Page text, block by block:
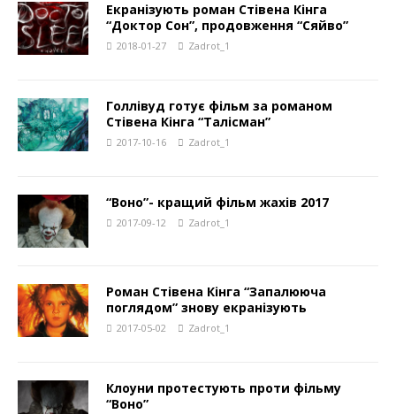
Екранізують роман Стівена Кінга
“Доктор Сон”, продовження “Сяйво”
2018-01-27 Zadrot_1
Голлівуд готує фільм за романом
Стівена Кінга “Талісман”
2017-10-16 Zadrot_1
“Воно”- кращий фільм жахів 2017
2017-09-12 Zadrot_1
Роман Стівена Кінга “Запалююча
поглядом” знову екранізують
2017-05-02 Zadrot_1
Клоуни протестують проти фільму
“Воно”